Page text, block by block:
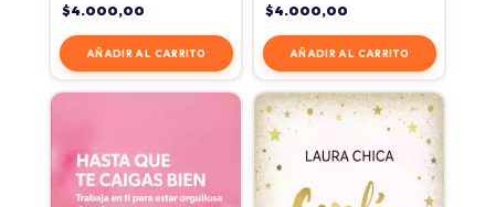
$4.000,00
AÑADIR AL CARRITO
$4.000,00
AÑADIR AL CARRITO